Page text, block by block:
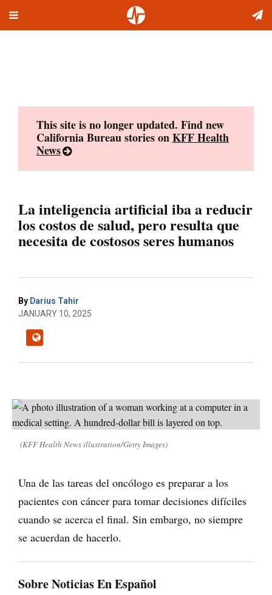
Toggle
This site is no longer updated. Find new
California Bureau stories onKFF Health
News
La inteligencia artificial iba a reducir
los costos de salud, pero resulta que
necesita de costosos seres humanos
By Darius Tahir
JANUARY 10, 2025
(KFF Health News illustration/Getty Images)
Una de las tareas del oncólogo es preparar a los
pacientes con cáncer para tomar decisiones difíciles
cuando se acerca el final. Sin embargo, no siempre
se acuerdan de hacerlo.
Sobre Noticias En Español